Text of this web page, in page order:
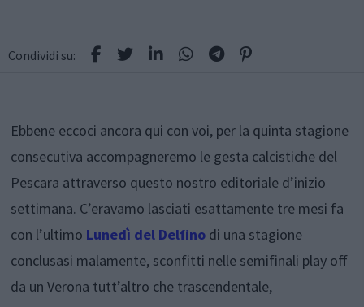
Condividi su:
Ebbene eccoci ancora qui con voi, per la quinta stagione
consecutiva accompagneremo le gesta calcistiche del
Pescara attraverso questo nostro editoriale d’inizio
settimana. C’eravamo lasciati esattamente tre mesi fa
con l’ultimo Lunedì del Delfino di una stagione
conclusasi malamente, sconfitti nelle semifinali play off
da un Verona tutt’altro che trascendentale,